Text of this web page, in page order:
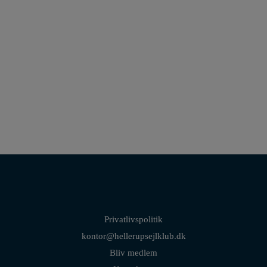
Privatlivspolitik
kontor@hellerupsejlklub.dk
Bliv medlem